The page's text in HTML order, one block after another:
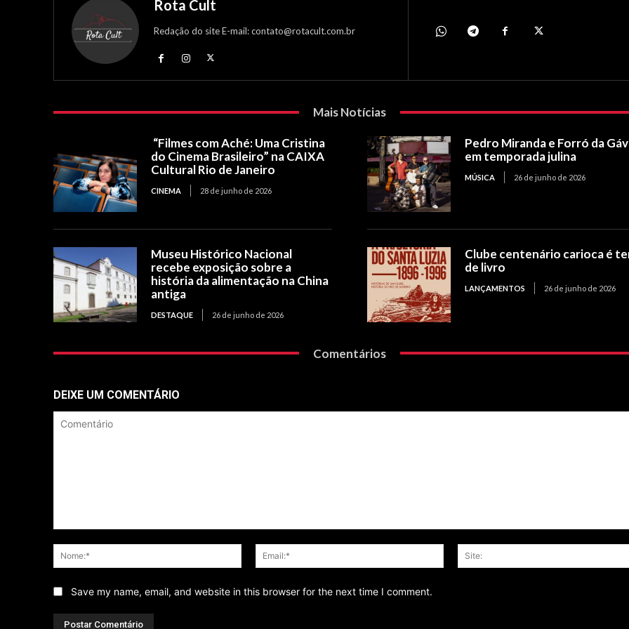
Rota Cult
Redação do site E-mail: contato@rotacult.com.br
Mais Notícias
“Filmes com Aché: Uma Cristina
do Cinema Brasileiro” na CAIXA
Cultural Rio de Janeiro
CINEMA 28 de junho de 2026
Pedro Miranda e Forró da
em temporada julina
MÚSICA 26 de junho de 2026
Museu Histórico Nacional
recebe exposição sobre a
história da alimentação na China
antiga
DESTAQUE 26 de junho de 2026
Clube centenário carioca é
de livro
LANÇAMENTOS 26 de junho de 2026
Comentários
DEIXE UM COMENTÁRIO
Nome:*
Email:*
Save my name, email, and website in this browser for the next time I comment.